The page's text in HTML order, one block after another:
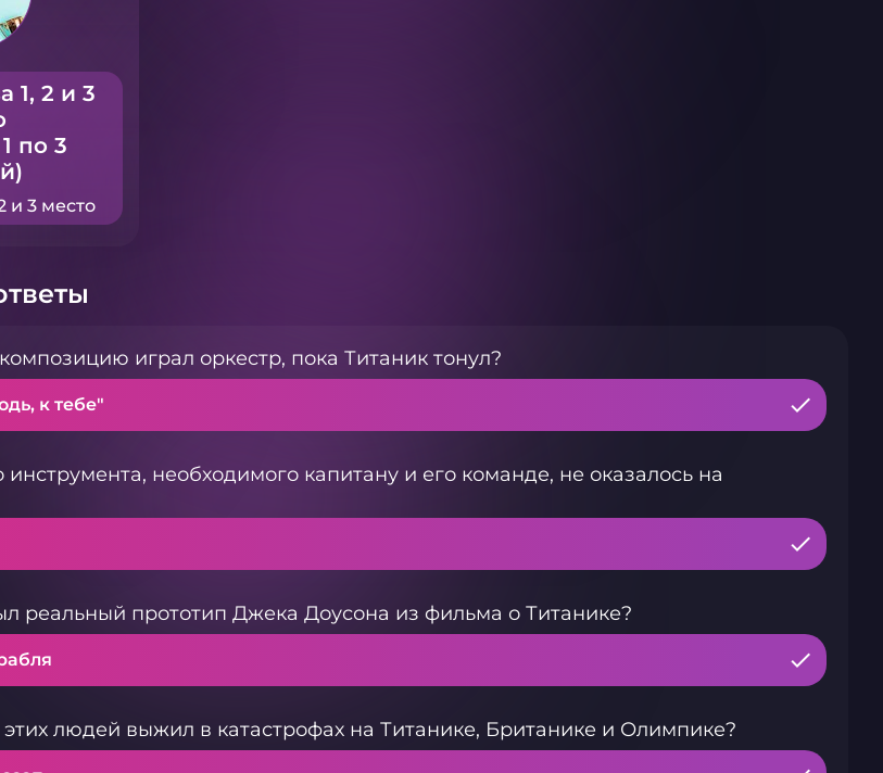
1, 2 и 3
по 3
и 3 место
играл оркестр, пока Титаник тонул?
к тебе"
инструмента, необходимого капитану и его команде, не оказалось на
реальный прототип Джека Доусона из фильма о Титанике?
этих людей выжил в катастрофах на Титанике, Британике и Олимпике?